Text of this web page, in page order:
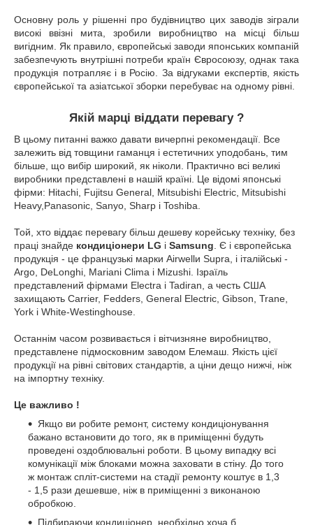
Основну роль у рішенні про будівництво цих заводів зіграли
високі ввізні мита, зробили виробництво на місці більш
вигідним. Як правило, європейські заводи японських компаній
забезпечують внутрішні потреби країн Євросоюзу, однак така
продукція потрапляє і в Росію. За відгуками експертів, якість
європейської та азіатської зборки перебуває на одному рівні.
Якій марці віддати перевагу ?
В цьому питанні важко давати вичерпні рекомендації. Все
залежить від товщини гаманця і естетичних уподобань, тим
більше, що вибір широкий, як ніколи. Практично всі великі
виробники представлені в нашій країні. Це відомі японські
фірми: Hitachi, Fujitsu General, Mitsubishi Electric, Mitsubishi
Heavy,Panasonic, Sanyo, Sharp і Toshiba.
Той, хто віддає перевагу більш дешеву корейську техніку, без
праці знайде кондиціонери LG і Samsung . Є і європейська
продукція - це французькі марки Airwellи Supra, і італійські -
Argo, DeLonghi, Mariani Clima і Mizushi. Ізраїль
представлений фірмами Electra і Tadiran, а честь США
захищають Carrier, Fedders, General Electric, Gibson, Trane,
York і White-Westinghouse.
Останнім часом розвивається і вітчизняне виробництво,
представлене підмосковним заводом Елемаш. Якість цієї
продукції на рівні світових стандартів, а ціни дещо нижчі, ніж
на імпортну техніку.
Це важливо !
Якщо ви робите ремонт, систему кондиціонування
бажано встановити до того, як в приміщенні будуть
проведені оздоблювальні роботи. В цьому випадку всі
комунікації між блоками можна заховати в стіну. До того
ж монтаж спліт-системи на стадії ремонту коштує в 1,3
- 1,5 рази дешевше, ніж в приміщенні з виконаною
обробкою.
Підбираючи кондиціонер, необхідно хоча б